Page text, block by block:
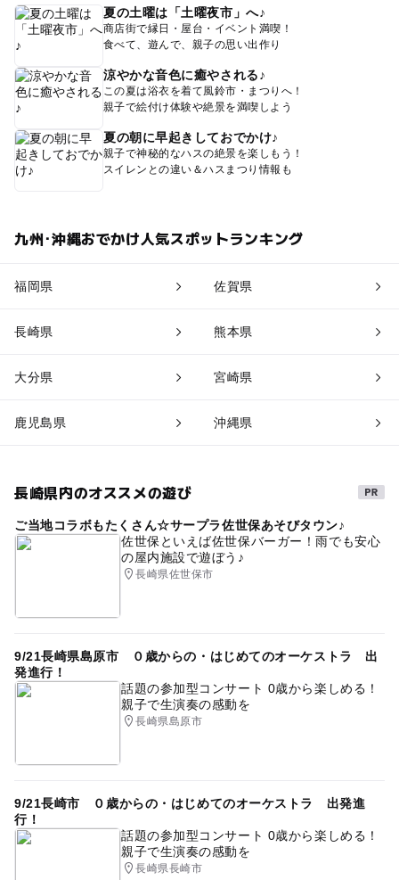
夏の土曜は「土曜夜市」へ♪
商店街で縁日・屋台・イベント満喫！
食べて、遊んで、親子の思い出作り
涼やかな音色に癒やされる♪
この夏は浴衣を着て風鈴市・まつりへ！
親子で絵付け体験や絶景を満喫しよう
夏の朝に早起きしておでかけ♪
親子で神秘的なハスの絶景を楽しもう！
スイレンとの違い＆ハスまつり情報も
九州･沖縄おでかけ人気スポットランキング
福岡県 佐賀県
長崎県 熊本県
大分県 宮崎県
鹿児島県 沖縄県
長崎県内のオススメの遊び
ご当地コラボもたくさん☆サープラ佐世保あそびタウン♪
佐世保といえば佐世保バーガー！雨でも安心
の屋内施設で遊ぼう♪
長崎県佐世保市
9/21長崎県島原市 ０歳からの・はじめてのオーケストラ 出
発進行！
話題の参加型コンサート 0歳から楽しめる！
親子で生演奏の感動を
長崎県島原市
9/21長崎市 ０歳からの・はじめてのオーケストラ 出発進
行！
話題の参加型コンサート 0歳から楽しめる！
親子で生演奏の感動を
長崎県長崎市